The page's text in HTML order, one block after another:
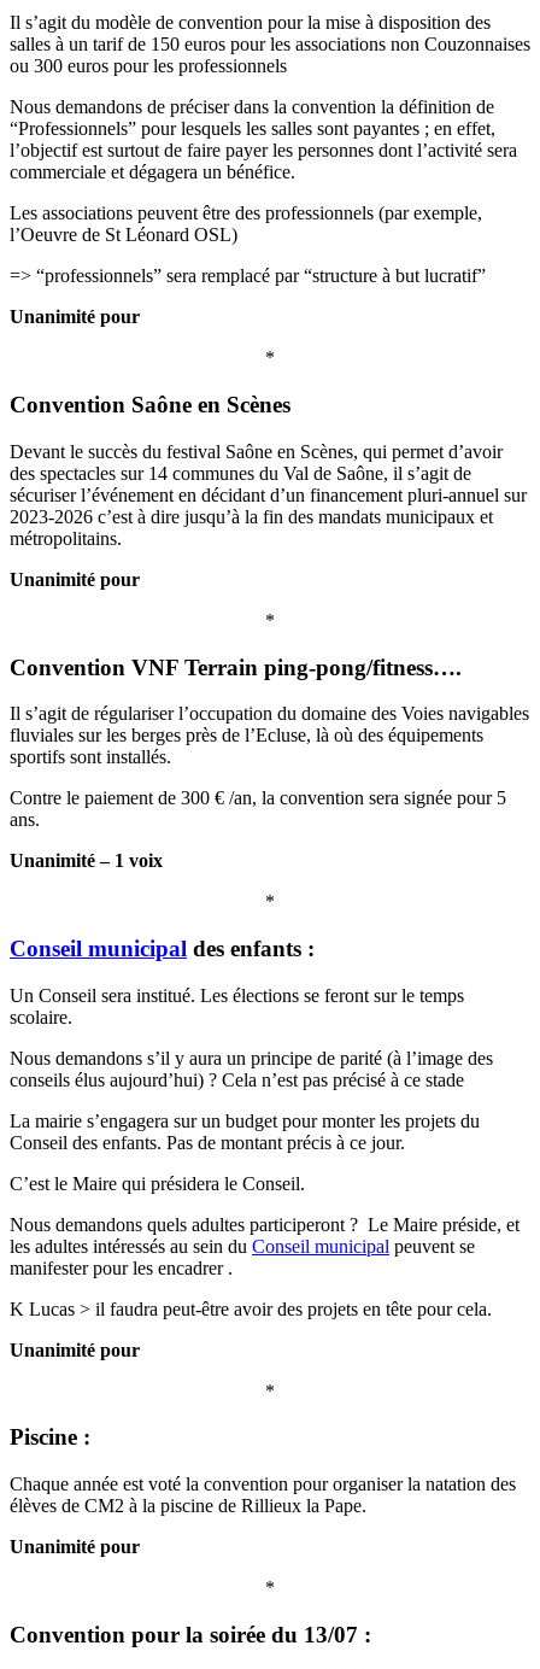
Il s’agit du modèle de convention pour la mise à disposition des
salles à un tarif de 150 euros pour les associations non Couzonnaises
ou 300 euros pour les professionnels
Nous demandons de préciser dans la convention la définition de
“Professionnels” pour lesquels les salles sont payantes ; en effet,
l’objectif est surtout de faire payer les personnes dont l’activité sera
commerciale et dégagera un bénéfice.
Les associations peuvent être des professionnels (par exemple,
l’Oeuvre de St Léonard OSL)
=> “professionnels” sera remplacé par “structure à but lucratif”
Unanimité pour
*
Convention Saône en Scènes
Devant le succès du festival Saône en Scènes, qui permet d’avoir
des spectacles sur 14 communes du Val de Saône, il s’agit de
sécuriser l’événement en décidant d’un financement pluri-annuel sur
2023-2026 c’est à dire jusqu’à la fin des mandats municipaux et
métropolitains.
Unanimité pour
*
Convention VNF Terrain ping-pong/fitness….
Il s’agit de régulariser l’occupation du domaine des Voies navigables
fluviales sur les berges près de l’Ecluse, là où des équipements
sportifs sont installés.
Contre le paiement de 300 € /an, la convention sera signée pour 5
ans.
Unanimité – 1 voix
*
Conseil municipal des enfants :
Un Conseil sera institué. Les élections se feront sur le temps
scolaire.
Nous demandons s’il y aura un principe de parité (à l’image des
conseils élus aujourd’hui) ? Cela n’est pas précisé à ce stade
La mairie s’engagera sur un budget pour monter les projets du
Conseil des enfants. Pas de montant précis à ce jour.
C’est le Maire qui présidera le Conseil.
Nous demandons quels adultes participeront ? Le Maire préside, et
les adultes intéressés au sein du Conseil municipal peuvent se
manifester pour les encadrer .
K Lucas > il faudra peut-être avoir des projets en tête pour cela.
Unanimité pour
*
Piscine :
Chaque année est voté la convention pour organiser la natation des
élèves de CM2 à la piscine de Rillieux la Pape.
Unanimité pour
*
Convention pour la soirée du 13/07 :